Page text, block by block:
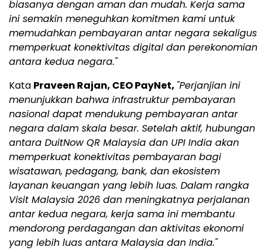
biasanya dengan aman dan mudah. Kerja sama
ini semakin meneguhkan komitmen kami untuk
memudahkan pembayaran antar negara sekaligus
memperkuat konektivitas digital dan perekonomian
antara kedua negara."
Kata Praveen Rajan, CEO PayNet, "Perjanjian ini
menunjukkan bahwa infrastruktur pembayaran
nasional dapat mendukung pembayaran antar
negara dalam skala besar. Setelah aktif, hubungan
antara DuitNow QR Malaysia dan UPI India akan
memperkuat konektivitas pembayaran bagi
wisatawan, pedagang, bank, dan ekosistem
layanan keuangan yang lebih luas. Dalam rangka
Visit Malaysia 2026 dan meningkatnya perjalanan
antar kedua negara, kerja sama ini membantu
mendorong perdagangan dan aktivitas ekonomi
yang lebih luas antara Malaysia dan India."